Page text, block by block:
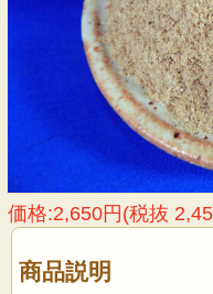
価格:2,650円(税抜
商品説明